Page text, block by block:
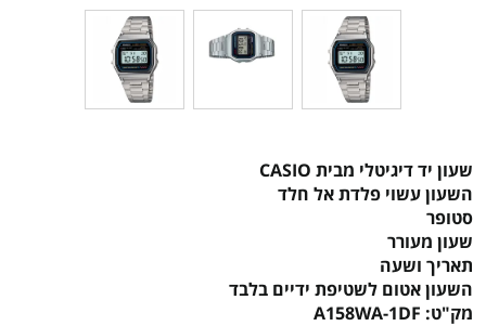
שעון יד דיגיטלי מבית CASIO
השעון עשוי פלדת אל חלד
סטופר
שעון מעורר
תאריך ושעה
השעון אטום לשטיפת ידיים בלבד
מק"ט: A158WA-1DF